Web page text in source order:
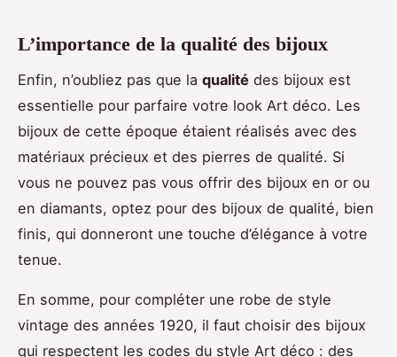
L’importance de la qualité des bijoux
Enfin, n’oubliez pas que la qualité des bijoux est
essentielle pour parfaire votre look Art déco. Les
bijoux de cette époque étaient réalisés avec des
matériaux précieux et des pierres de qualité. Si
vous ne pouvez pas vous offrir des bijoux en or ou
en diamants, optez pour des bijoux de qualité, bien
finis, qui donneront une touche d’élégance à votre
tenue.
En somme, pour compléter une robe de style
vintage des années 1920, il faut choisir des bijoux
qui respectent les codes du style Art déco : des